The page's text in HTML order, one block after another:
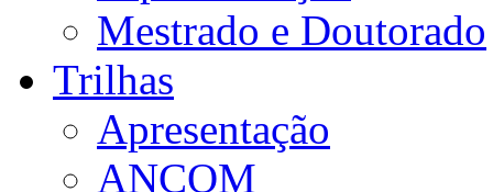
Mestrado e Doutorado
Trilhas
Apresentação
ANCOM